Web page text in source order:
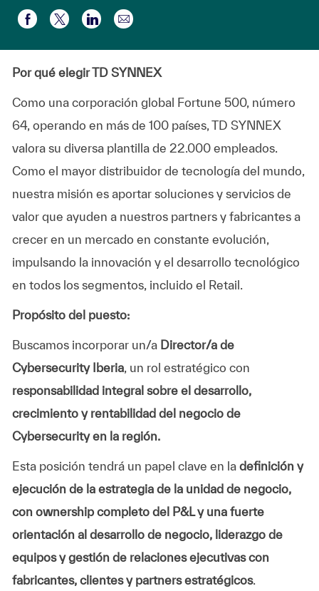
Share via Facebook
Share via twitter
Share via LinkedIn
Share via email
Por qué elegir TD SYNNEX
Como una corporación global Fortune 500, número
64, operando en más de 100 países, TD SYNNEX
valora su diversa plantilla de 22.000 empleados.
Como el mayor distribuidor de tecnología del mundo,
nuestra misión es aportar soluciones y servicios de
valor que ayuden a nuestros partners y fabricantes a
crecer en un mercado en constante evolución,
impulsando la innovación y el desarrollo tecnológico
en todos los segmentos, incluido el Retail.
Propósito del puesto:
Buscamos incorporar un/a Director/a de
Cybersecurity Iberia, un rol estratégico con
responsabilidad integral sobre el desarrollo,
crecimiento y rentabilidad del negocio de
Cybersecurity en la región.
Esta posición tendrá un papel clave en la definición y
ejecución de la estrategia de la unidad de negocio,
con ownership completo del P&L y una fuerte
orientación al desarrollo de negocio, liderazgo de
equipos y gestión de relaciones ejecutivas con
fabricantes, clientes y partners estratégicos.